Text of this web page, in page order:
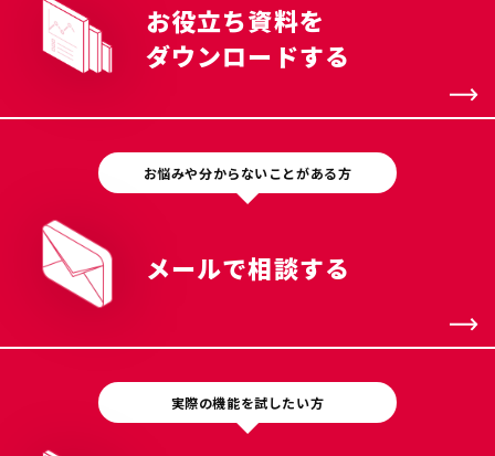
お役立ち資料を
ダウンロードする
お悩みや分からないことがある方
メールで相談する
実際の機能を試したい方